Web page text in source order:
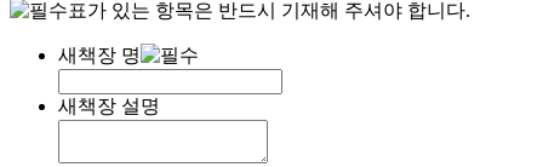
표가 있는 항목은 반드시 기재해 주셔야 합니다.
새책장 명
새책장 설명